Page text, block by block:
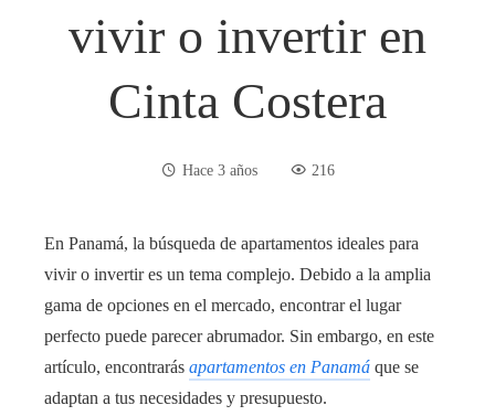
vivir o invertir en
Cinta Costera
Hace 3 años 216
En Panamá, la búsqueda de apartamentos ideales para
vivir o invertir es un tema complejo. Debido a la amplia
gama de opciones en el mercado, encontrar el lugar
perfecto puede parecer abrumador. Sin embargo, en este
artículo, encontrarás apartamentos en Panamá que se
adaptan a tus necesidades y presupuesto.